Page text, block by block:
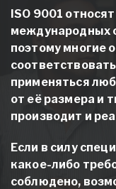
ISO 9001
международных
поэтому многие
применяться
от её размера и
производит и
Если в силу
какое-либо
соблюдено,